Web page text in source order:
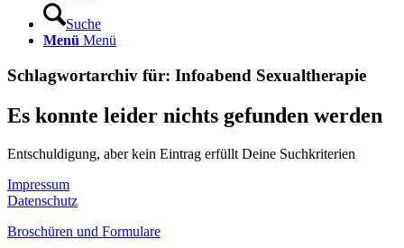
Suche
Menü Menü
Schlagwortarchiv für: Infoabend Sexualtherapie
Es konnte leider nichts gefunden werden
Entschuldigung, aber kein Eintrag erfüllt Deine Suchkriterien
Impressum
Datenschutz
Broschüren und Formulare